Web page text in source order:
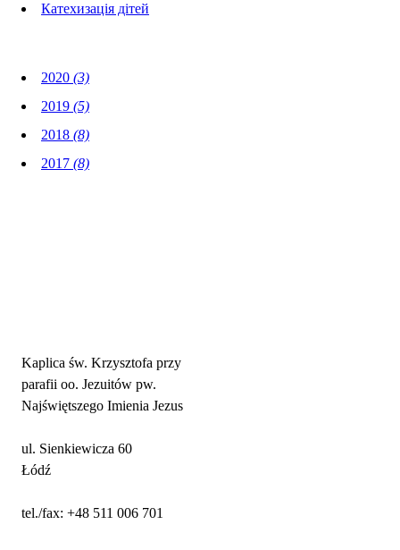
Катехизація дітей
2020 (3)
2019 (5)
2018 (8)
2017 (8)
Kaplica św. Krzysztofa przy
parafii oo. Jezuitów pw.
Najświętszego Imienia Jezus
ul. Sienkiewicza 60
Łódź
tel./fax: +48 511 006 701